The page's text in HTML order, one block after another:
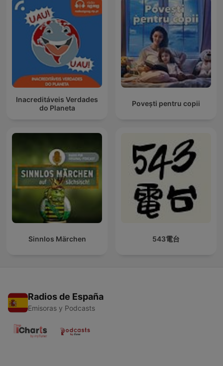
Inacreditáveis Verdades
do Planeta
Povești pentru copii
Sinnlos Märchen 543電台
Radios de España
Emisoras y Podcasts